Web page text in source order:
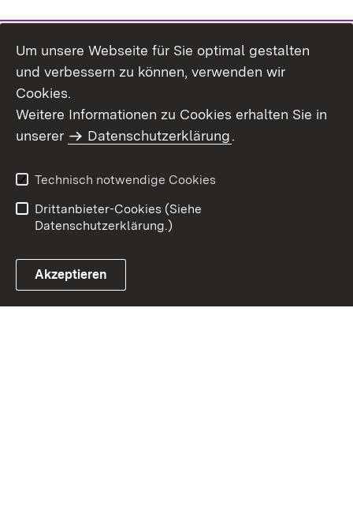
Um unsere Webseite für Sie optimal gestalten
und verbessern zu können, verwenden wir
Cookies.
Weitere Informationen zu Cookies erhalten Sie in
unserer
Datenschutzerklärung.
Technisch notwendige Cookies
Drittanbieter-Cookies (Siehe
Datenschutzerklärung.)
Akzeptieren